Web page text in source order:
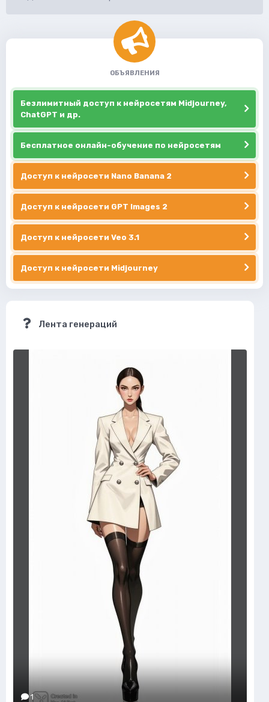
ОБЪЯВЛЕНИЯ
Безлимитный доступ к нейросетям Midjourney,
ChatGPT и др.
Бесплатное онлайн-обучение по нейросетям
Доступ к нейросети Nano Banana 2
Доступ к нейросети GPT Images 2
Доступ к нейросети Veo 3.1
Доступ к нейросети Midjourney
Лента генераций
1